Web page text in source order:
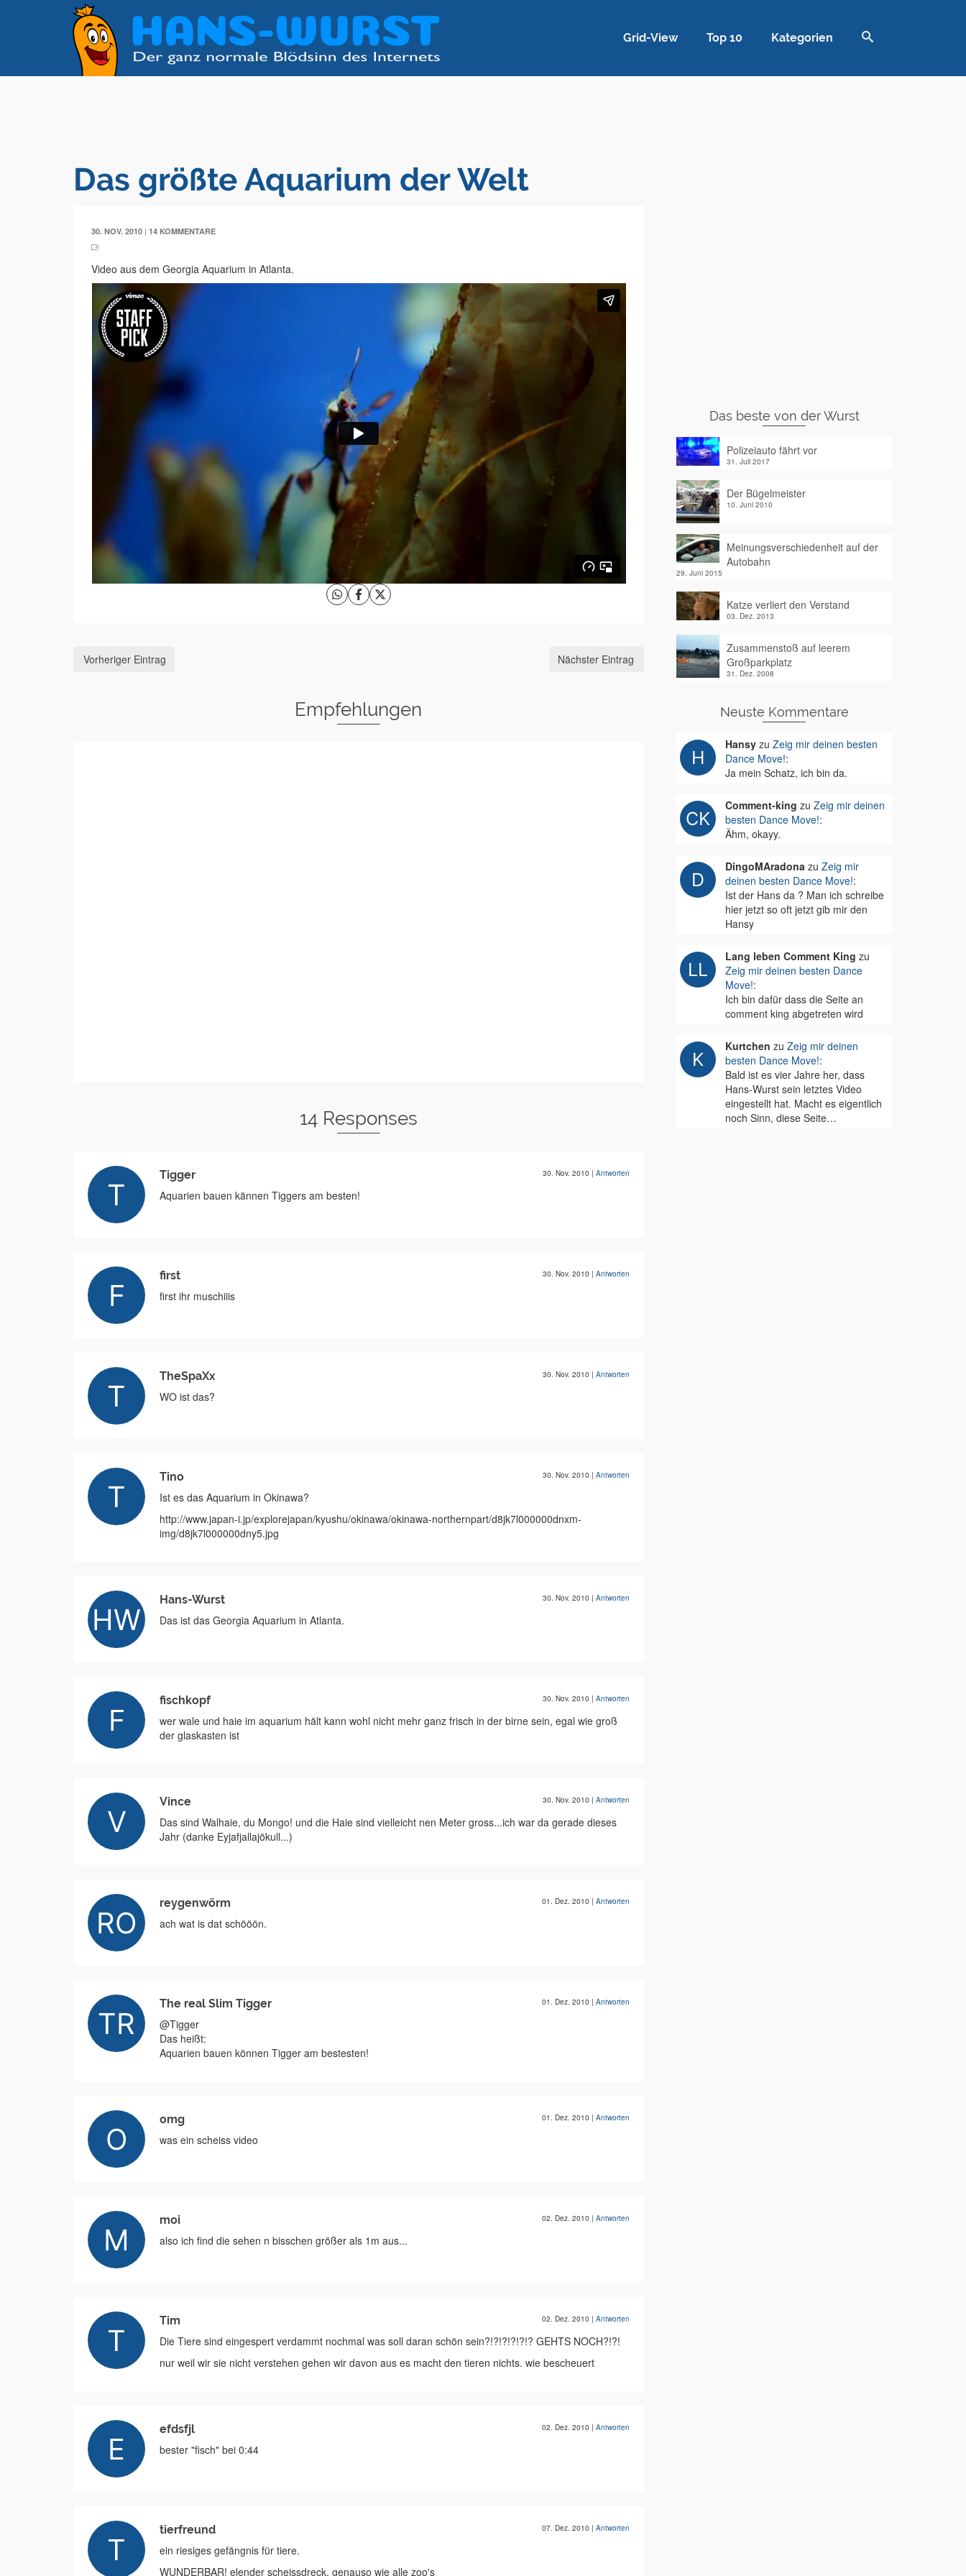
Grid-View Top 10 Kategorien
Das größte Aquarium der Welt
30. NOV. 2010 | 14 KOMMENTARE
Video aus dem Georgia Aquarium in Atlanta.
Vorheriger Eintrag Nächster Eintrag
Empfehlungen
14 Responses
Tigger 30. Nov. 2010 | Antworten
Aquarien bauen kännen Tiggers am besten!
first 30. Nov. 2010 | Antworten
first ihr muschiiis
TheSpaXx 30. Nov. 2010 | Antworten
WO ist das?
Tino 30. Nov. 2010 | Antworten
Ist es das Aquarium in Okinawa?
http://www.japan-i.jp/explorejapan/kyushu/okinawa/okinawa-northernpart/d8jk7l000000dnxm-
img/d8jk7l000000dny5.jpg
Hans-Wurst 30. Nov. 2010 | Antworten
Das ist das Georgia Aquarium in Atlanta.
fischkopf 30. Nov. 2010 | Antworten
wer wale und haie im aquarium hält kann wohl nicht mehr ganz frisch in der birne sein, egal wie groß
der glaskasten ist
Vince 30. Nov. 2010 | Antworten
Das sind Walhaie, du Mongo! und die Haie sind vielleicht nen Meter gross...ich war da gerade dieses
Jahr (danke Eyjafjallajökull...)
reygenwörm 01. Dez. 2010 | Antworten
ach wat is dat schööön.
The real Slim Tigger 01. Dez. 2010 | Antworten
@Tigger
Das heißt:
Aquarien bauen können Tigger am bestesten!
omg 01. Dez. 2010 | Antworten
was ein scheiss video
moi 02. Dez. 2010 | Antworten
also ich find die sehen n bisschen größer als 1m aus...
Tim 02. Dez. 2010 | Antworten
Die Tiere sind eingespert verdammt nochmal was soll daran schön sein?!?!?!?!?!? GEHTS NOCH?!?!
nur weil wir sie nicht verstehen gehen wir davon aus es macht den tieren nichts. wie bescheuert
efdsfjl 02. Dez. 2010 | Antworten
bester "fisch" bei 0:44
tierfreund 07. Dez. 2010 | Antworten
ein riesiges gefängnis für tiere.
WUNDERBAR! elender scheissdreck. genauso wie alle zoo's
Das beste von der Wurst
Polizeiauto fährt vor
31. Juli 2017
Der Bügelmeister
10. Juni 2010
Meinungsverschiedenheit auf der
Autobahn
29. Juni 2015
Katze verliert den Verstand
03. Dez. 2013
Zusammenstoß auf leerem
Großparkplatz
31. Dez. 2008
Neuste Kommentare
Hansyzu Zeig mir deinen besten
Dance Move!:
Ja mein Schatz, ich bin da.
Comment-king zu Zeig mir deinen
besten Dance Move!:
Ähm, okayy.
DingoMAradonazu Zeig mir
deinen besten Dance Move!:
Ist der Hans da ? Man ich schreibe
hier jetzt so oft jetzt gib mir den
Hansy
Lang leben Comment King zu
Zeig mir deinen besten Dance
Move!:
Ich bin dafür dass die Seite an
comment king abgetreten wird
Kurtchen zu Zeig mir deinen
besten Dance Move!:
Bald ist es vier Jahre her, dass
Hans-Wurst sein letztes Video
eingestellt hat. Macht es eigentlich
noch Sinn, diese Seite…